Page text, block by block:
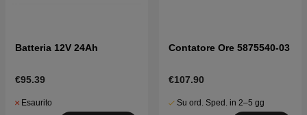
Batteria 12V 24Ah
€95.39
Esaurito
Contatore Ore 5875540-03
€107.90
Su ord. Sped. in 2–5 gg